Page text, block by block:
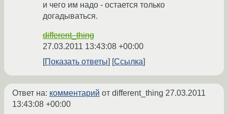
и чего им надо - остается только
догадываться.
different_thing
27.03.2011 13:43:08 +00:00
Показать ответы
Ссылка
Ответ на: комментарий от different_thing 27.03.2011
13:43:08 +00:00